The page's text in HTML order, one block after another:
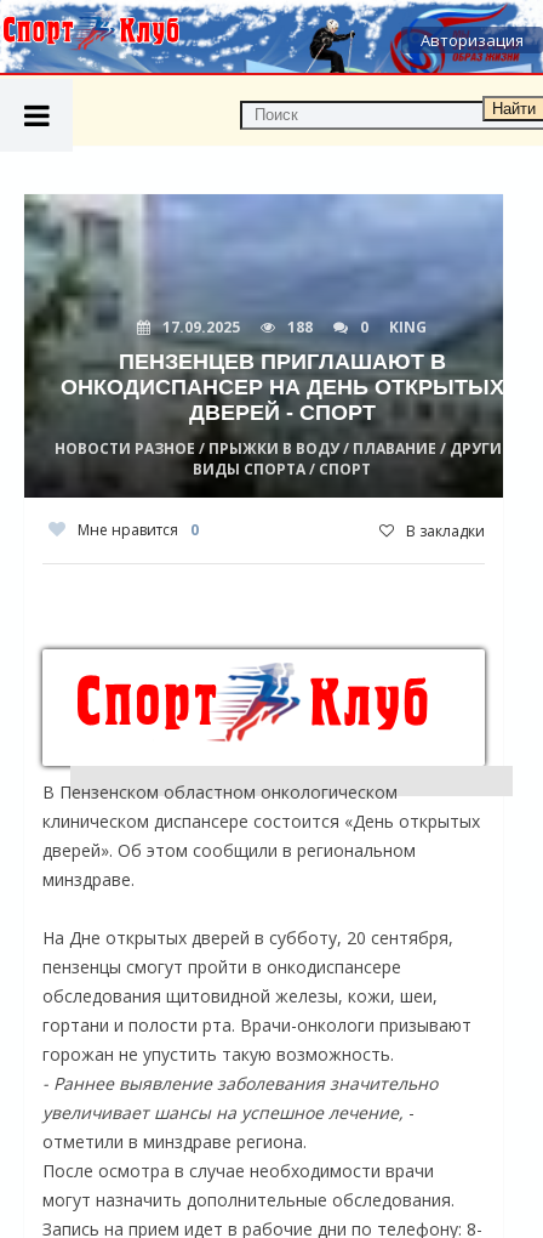
Авторизация
Найти
17.09.2025 188 0 KING
ПЕНЗЕНЦЕВ ПРИГЛАШАЮТ В
ОНКОДИСПАНСЕР НА ДЕНЬ ОТКРЫТЫХ
ДВЕРЕЙ - СПОРТ
НОВОСТИ РАЗНОЕ / ПРЫЖКИ В ВОДУ / ПЛАВАНИЕ / ДРУГИЕ
ВИДЫ СПОРТА / СПОРТ
Мне нравится 0 В закладки
В Пензенском областном онкологическом
клиническом диспансере состоится «День открытых
дверей». Об этом сообщили в региональном
минздраве.
На Дне открытых дверей в субботу, 20 сентября,
пензенцы смогут пройти в онкодиспансере
обследования щитовидной железы, кожи, шеи,
гортани и полости рта. Врачи-онкологи призывают
горожан не упустить такую возможность.
- Раннее выявление заболевания значительно
увеличивает шансы на успешное лечение, -
отметили в минздраве региона.
После осмотра в случае необходимости врачи
могут назначить дополнительные обследования.
Запись на прием идет в рабочие дни по телефону: 8-